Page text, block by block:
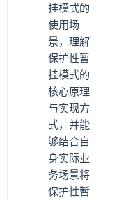
挂模式的
使用场
景，理解
保护性暂
挂模式的
核心原理
与实现方
式，并能
够结合自
身实际业
务场景将
保护性暂